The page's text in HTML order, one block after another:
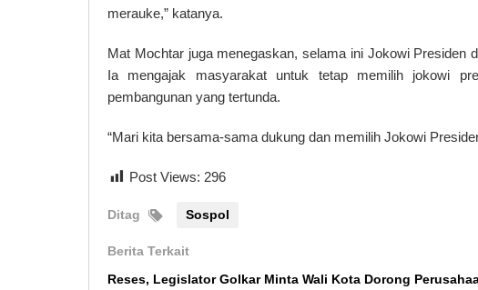
merauke,” katanya.
Mat Mochtar juga menegaskan, selama ini Jokowi Presiden
Ia mengajak masyarakat untuk tetap memilih jokowi
pembangunan yang tertunda.
“Mari kita bersama-sama dukung dan memilih Jokowi
Post Views: 296
Ditag Sospol
Berita Terkait
Reses, Legislator Golkar Minta Wali Kota Dorong